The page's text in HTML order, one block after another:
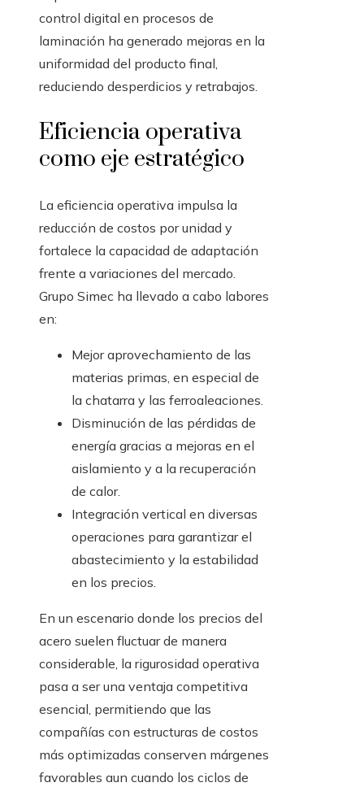
control digital en procesos de
laminación ha generado mejoras en la
uniformidad del producto final,
reduciendo desperdicios y retrabajos.
Eficiencia operativa
como eje estratégico
La eficiencia operativa impulsa la
reducción de costos por unidad y
fortalece la capacidad de adaptación
frente a variaciones del mercado.
Grupo Simec ha llevado a cabo labores
en:
Mejor aprovechamiento de las
materias primas, en especial de
la chatarra y las ferroaleaciones.
Disminución de las pérdidas de
energía gracias a mejoras en el
aislamiento y a la recuperación
de calor.
Integración vertical en diversas
operaciones para garantizar el
abastecimiento y la estabilidad
en los precios.
En un escenario donde los precios del
acero suelen fluctuar de manera
considerable, la rigurosidad operativa
pasa a ser una ventaja competitiva
esencial, permitiendo que las
compañías con estructuras de costos
más optimizadas conserven márgenes
favorables aun cuando los ciclos de